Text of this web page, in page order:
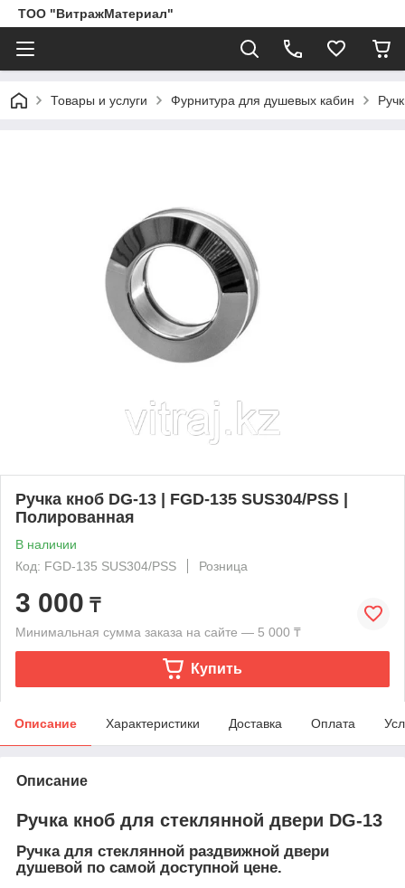
ТОО "ВитражМатериал"
Товары и услуги Фурнитура для душевых кабин
Ручка кноб DG-13 | FGD-135 SUS304/PSS |
Полированная
В наличии
Код: FGD-135 SUS304/PSS
Розница
3 000 ₸
Минимальная сумма заказа на сайте — 5 000 ₸
Купить
Описание Характеристики Доставка Оплата
Описание
Ручка кноб для стеклянной двери DG-13
Ручка для стеклянной раздвижной двери
душевой по самой доступной цене.